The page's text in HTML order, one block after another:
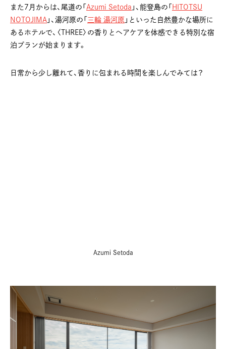
また7月からは、尾道の「 Azumi Setoda 」、能登島の「 HITOTSU
NOTOJIMA 」、湯河原の「 三輪 湯河原 」といった自然豊かな場所に
あるホテルで、〈THREE〉の香りとヘアケアを体感できる特別な宿
泊プランが始まります。
日常から少し離れて、香りに包まれる時間を楽しんでみては？
Azumi Setoda